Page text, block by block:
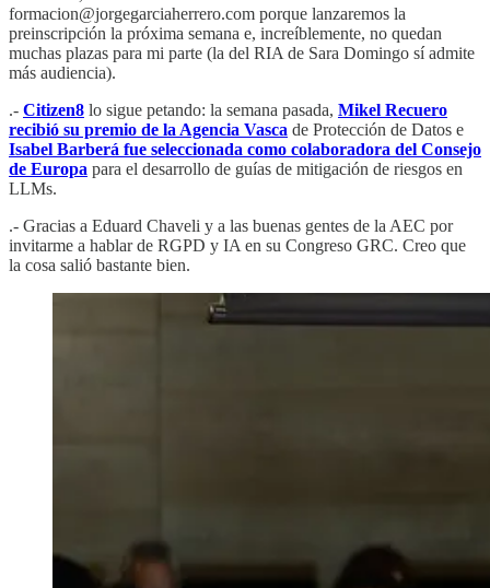
formacion@jorgegarciaherrero.com porque lanzaremos la
preinscripción la próxima semana e, increíblemente, no quedan
muchas plazas para mi parte (la del RIA de Sara Domingo sí admite
más audiencia).
.- Citizen8 lo sigue petando: la semana pasada, Mikel Recuero
recibió su premio de la Agencia Vasca de Protección de Datos e
Isabel Barberá fue seleccionada como colaboradora del Consejo
de Europa para el desarrollo de guías de mitigación de riesgos en
LLMs.
.- Gracias a Eduard Chaveli y a las buenas gentes de la AEC por
invitarme a hablar de RGPD y IA en su Congreso GRC. Creo que
la cosa salió bastante bien.